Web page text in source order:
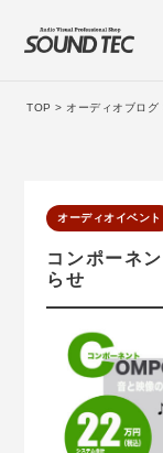
TOP > オーディオブログ
オーディオイベント
コンポーネ
らせ